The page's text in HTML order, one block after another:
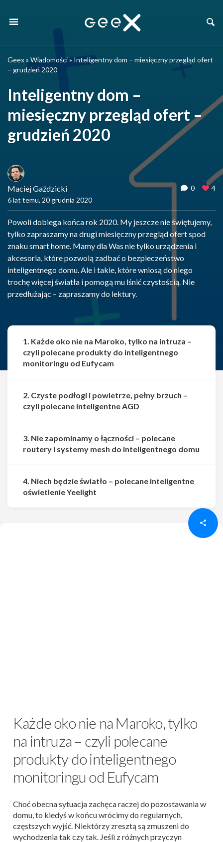
Geex» Wiadomości» Inteligentny dom – miesięczny przegląd ofert
– grudzień 2020
Inteligentny dom –
miesięczny przegląd ofert –
grudzień 2020
Maciej Gaździcki
6 lat temu, 20 grudnia 2020
0 4
Powoli dobiega końca rok 2020. My jeszcze nie świętujemy,
tylko zapraszamy na drugi miesięczny przegląd ofert spod
znaku smart home. Mamy dla Was nie tylko urządzenia i
akcesoria, które pozwolą zadbać o bezpieczeństwo
inteligentnego domu. Ale i takie, które wniosą do niego
trochę więcej światła i pomogą mu lśnić czystością. Nie
przedłużając – zapraszamy do lektury.
Udostępnij
Każde oko nie na Maroko, tylko
na intruza – czyli polecane
produkty do inteligentnego
monitoringu od Eufycam
Choć obecna sytuacja zachęca raczej do pozostawania w
domu, to kiedyś w końcu wrócimy do regularnych,
częstszych wyjść. Niektórzy zresztą są zmuszeni do
wychodzenia tak czy tak. Jeśli z różnych przyczyn
1. Każde oko nie na Maroko, tylko na intruza –
czyli polecane produkty do inteligentnego
monitoringu od Eufycam
2. Czyste podłogi i powietrze, pełny brzuch –
czyli polecane inteligentne AGD
3. Nie zapominamy o łączności – polecane
routery i systemy mesh do inteligentnego domu
4. Niech będzie światło – polecane inteligentne
oświetlenie Yeelight